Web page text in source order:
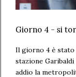
Giorno 4 - si
Il giorno 4 è stato
stazione
addio la